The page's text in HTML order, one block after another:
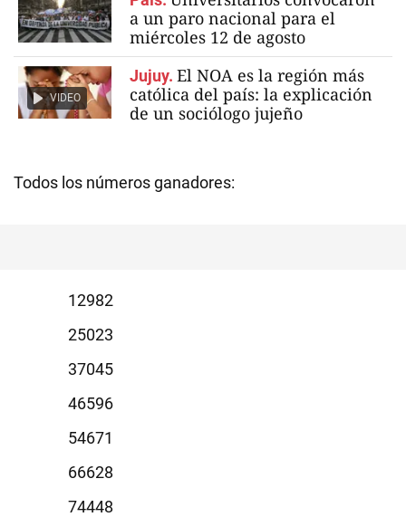
a un paro nacional para el
miércoles 12 de agosto
VIDEO
Jujuy. El NOA es la región más
católica del país: la explicación
de un sociólogo jujeño
Todos los números ganadores:
2982
5023
7045
6596
4671
6628
4448